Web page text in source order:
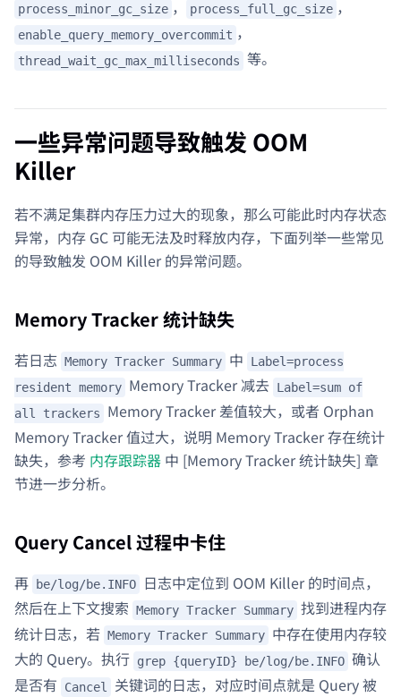
process_minor_gc_size ， process_full_gc_size ，
enable_query_memory_overcommit ，
thread_wait_gc_max_milliseconds 等。
一些异常问题导致触发 OOM
Killer
若不满足集群内存压力过大的现象，那么可能此时内存状态
异常，内存 GC 可能无法及时释放内存，下面列举一些常见
的导致触发 OOM Killer 的异常问题。
Memory Tracker 统计缺失
若日志 Memory Tracker Summary 中
Label=process
resident memory Memory Tracker 减去 Label=sum of
all trackers
Memory Tracker 差值较大，或者 Orphan
Memory Tracker 值过大，说明 Memory Tracker 存在统计
缺失，参考 内存跟踪器 中 [Memory Tracker 统计缺失] 章
节进一步分析。
Query Cancel 过程中卡住
再 be/log/be.INFO
日志中定位到 OOM Killer 的时间点，
然后在上下文搜索 Memory Tracker Summary 找到进程内存
统计日志，若 Memory Tracker Summary 中存在使用内存较
大的 Query。执行 grep {queryID} be/log/be.INFO 确认
是否有
Cancel
关键词的日志，对应时间点就是 Query 被